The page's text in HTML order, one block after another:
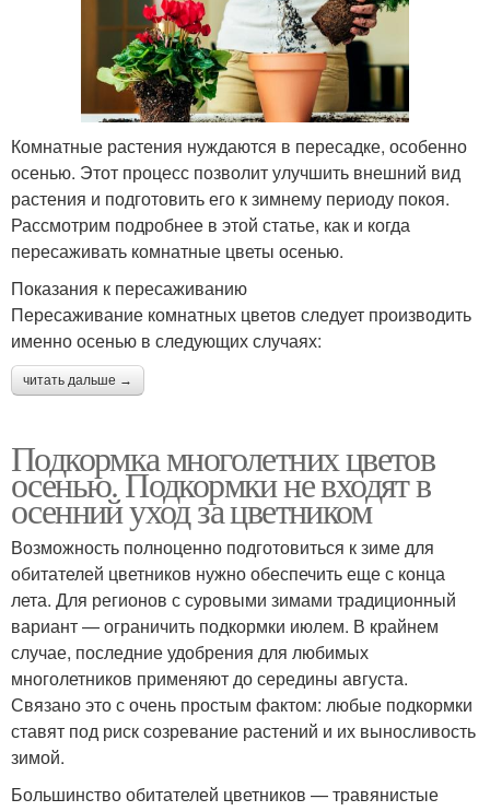
Комнатные растения нуждаются в пересадке, особенно
осенью. Этот процесс позволит улучшить внешний вид
растения и подготовить его к зимнему периоду покоя.
Рассмотрим подробнее в этой статье, как и когда
пересаживать комнатные цветы осенью.
Показания к пересаживанию
Пересаживание комнатных цветов следует производить
именно осенью в следующих случаях:
читать дальше →
Подкормка многолетних цветов
осенью. Подкормки не входят в
осенний уход за цветником
Возможность полноценно подготовиться к зиме для
обитателей цветников нужно обеспечить еще с конца
лета. Для регионов с суровыми зимами традиционный
вариант — ограничить подкормки июлем. В крайнем
случае, последние удобрения для любимых
многолетников применяют до середины августа.
Связано это с очень простым фактом: любые подкормки
ставят под риск созревание растений и их выносливость
зимой.
Большинство обитателей цветников — травянистые